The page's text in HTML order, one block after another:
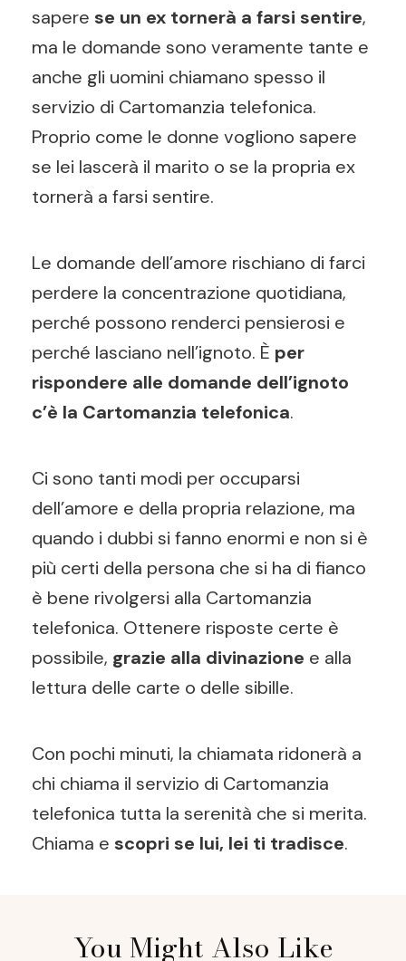
sapere se un ex tornerà a farsi sentire,
ma le domande sono veramente tante e
anche gli uomini chiamano spesso il
servizio di Cartomanzia telefonica.
Proprio come le donne vogliono sapere
se lei lascerà il marito o se la propria ex
tornerà a farsi sentire.
Le domande dell’amore rischiano di farci
perdere la concentrazione quotidiana,
perché possono renderci pensierosi e
perché lasciano nell’ignoto. È per
rispondere alle domande dell’ignoto
c’è la Cartomanzia telefonica.
Ci sono tanti modi per occuparsi
dell’amore e della propria relazione, ma
quando i dubbi si fanno enormi e non si è
più certi della persona che si ha di fianco
è bene rivolgersi alla Cartomanzia
telefonica. Ottenere risposte certe è
possibile, grazie alla divinazione e alla
lettura delle carte o delle sibille.
Con pochi minuti, la chiamata ridonerà a
chi chiama il servizio di Cartomanzia
telefonica tutta la serenità che si merita.
Chiama e scopri se lui, lei ti tradisce.
You Might Also Like